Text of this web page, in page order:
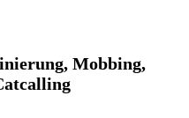
Mobbing,